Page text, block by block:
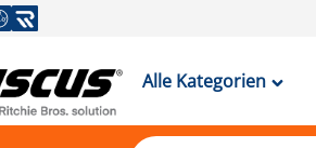
Alle Kategorien